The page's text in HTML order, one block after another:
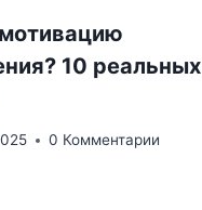
10 реальных
0 Комментарии